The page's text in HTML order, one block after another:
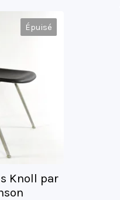
Épuisé
Knoll par